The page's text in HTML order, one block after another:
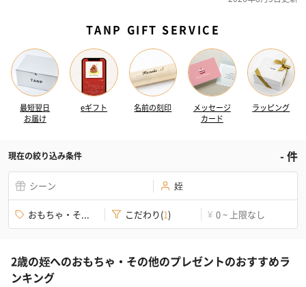
TANP GIFT SERVICE
最短翌日
お届け
eギフト 名前の刻印
メッセージ
カード
ラッピング
現在の絞り込み条件 -件
シーン 姪
おもちゃ・そ... こだわり(1) ¥ 0 ~ 上限なし
2歳の姪へのおもちゃ・その他のプレゼントのおすすめラ
ンキング